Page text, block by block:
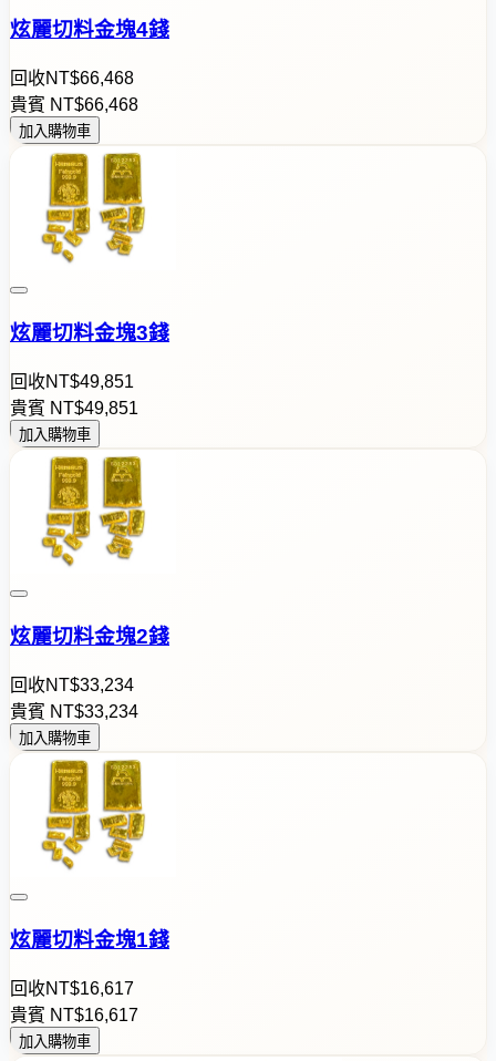
炫麗切料金塊4錢
回收NT$66,468
貴賓 NT$66,468
加入購物車
炫麗切料金塊3錢
回收NT$49,851
貴賓 NT$49,851
加入購物車
炫麗切料金塊2錢
回收NT$33,234
貴賓 NT$33,234
加入購物車
炫麗切料金塊1錢
回收NT$16,617
貴賓 NT$16,617
加入購物車